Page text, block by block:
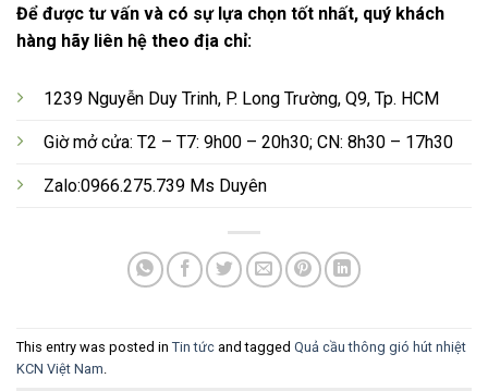
Để được tư vấn và có sự lựa chọn tốt nhất, quý khách
hàng hãy liên hệ theo địa chỉ:
1239 Nguyễn Duy Trinh, P. Long Trường, Q9, Tp. HCM
Giờ mở cửa: T2 – T7: 9h00 – 20h30; CN: 8h30 – 17h30
Zalo:0966.275.739 Ms Duyên
This entry was posted in Tin tức and tagged Quả cầu thông gió hút nhiệt
KCN Việt Nam